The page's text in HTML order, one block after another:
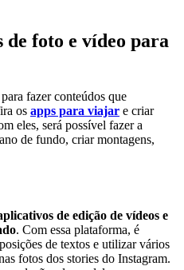
foto e vídeo para
fazer conteúdos que
os apps para viajar e criar
eles, será possível fazer a
de fundo, criar montagens,
de edição de vídeos e
. Com essa plataforma, é
de textos e utilizar vários
fotos dos stories do Instagram.